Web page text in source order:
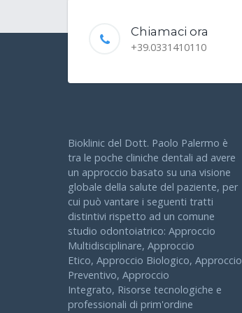
Chiamaci ora
+39.0331410110
Bioklinic del Dott. Paolo Palermo è
tra le poche cliniche dentali ad avere
un approccio basato su una visione
globale della salute del paziente, per
cui può vantare i seguenti tratti
distintivi rispetto ad un comune
studio odontoiatrico: Approccio
Multidisciplinare, Approccio
Etico, Approccio Biologico, Approccio
Preventivo, Approccio
Integrato, Risorse tecnologiche e
professionali di prim'ordine